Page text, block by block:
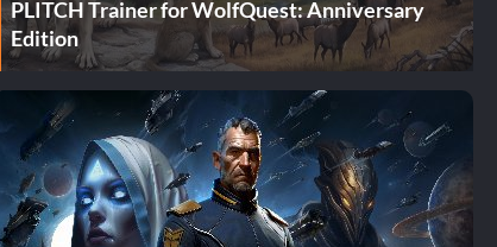
PLITCH Trainer for WolfQuest: Anniversary
Edition